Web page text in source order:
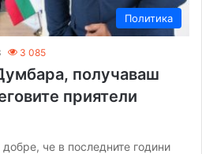
Политика
3 085
получаваш
приятели
че в последните години